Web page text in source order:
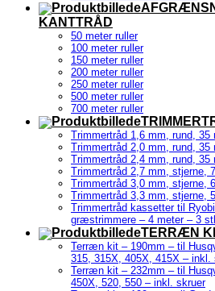
KANTTRÅD
50 meter ruller
100 meter ruller
150 meter ruller
200 meter ruller
250 meter ruller
500 meter ruller
700 meter ruller
Trimmertråd 1,6 mm, rund, 35
Trimmertråd 2,0 mm, rund, 35
Trimmertråd 2,4 mm, rund, 35
Trimmertråd 2,7 mm, stjerne,
Trimmertråd 3,0 mm, stjerne,
Trimmertråd 3,3 mm, stjerne,
Trimmertråd kassetter til
græstrimmere – 4 meter – 3
TERRÆN
Terræn kit – 190mm – til
315, 315X, 405X, 415X – inkl.
Terræn kit – 232mm – til
450X, 520, 550 – inkl. skruer